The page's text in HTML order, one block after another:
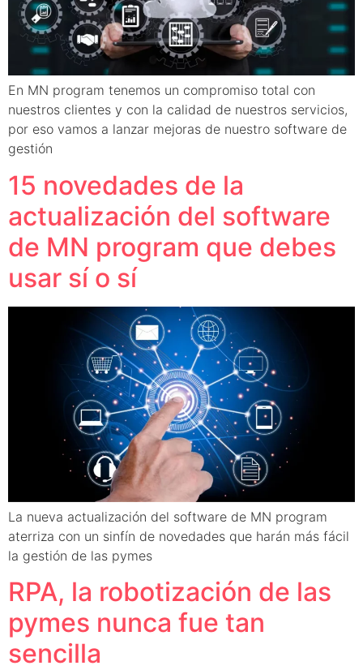
En MN program tenemos un compromiso total con
nuestros clientes y con la calidad de nuestros servicios,
por eso vamos a lanzar mejoras de nuestro software de
gestión
15 novedades de la
actualización del software
de MN program que debes
usar sí o sí
La nueva actualización del software de MN program
aterriza con un sinfín de novedades que harán más fácil
la gestión de las pymes
RPA, la robotización de las
pymes nunca fue tan
sencilla